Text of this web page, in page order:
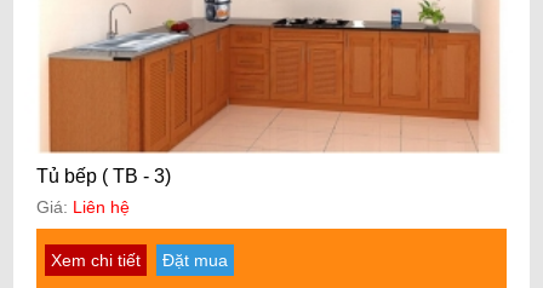
Tủ bếp ( TB - 3)
Giá: Liên hệ
Xem chi tiết Đặt mua